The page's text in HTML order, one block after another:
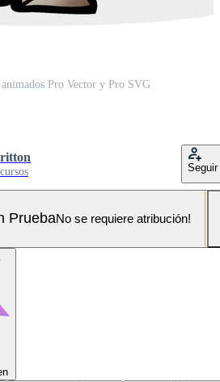
Pro Vector y Pro SVG
Seguir
PruebaNo se requiere atribución!